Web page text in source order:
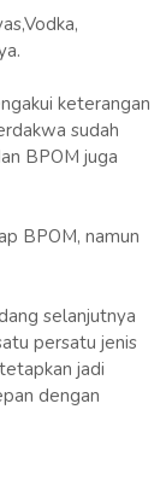
keterangan
sudah
BPOM juga
BPOM, namun
selanjutnya
persatu jenis
jadi
dengan